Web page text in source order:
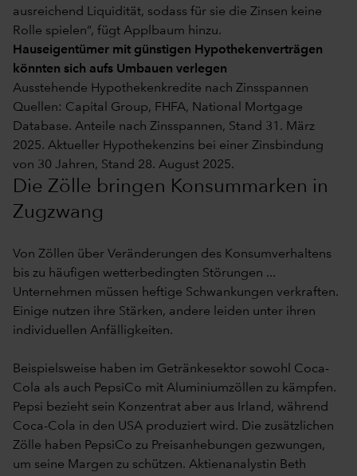
ausreichend Liquidität, sodass für sie die Zinsen keine
Rolle spielen“, fügt Applbaum hinzu.
Hauseigentümer mit günstigen Hypothekenverträgen
könnten sich aufs Umbauen verlegen
Ausstehende Hypothekenkredite nach Zinsspannen
Quellen: Capital Group, FHFA, National Mortgage
Database. Anteile nach Zinsspannen, Stand 31. März
2025. Aktueller Hypothekenzins bei einer Zinsbindung
von 30 Jahren, Stand 28. August 2025.
Die Zölle bringen Konsummarken in
Zugzwang
Von Zöllen über Veränderungen des Konsumverhaltens
bis zu häufigen wetterbedingten Störungen ...
Unternehmen müssen heftige Schwankungen verkraften.
Einige nutzen ihre Stärken, andere leiden unter ihren
individuellen Anfälligkeiten.
Beispielsweise haben im Getränkesektor sowohl Coca-
Cola als auch PepsiCo mit Aluminiumzöllen zu kämpfen.
Pepsi bezieht sein Konzentrat aber aus Irland, während
Coca-Cola in den USA produziert wird. Die zusätzlichen
Zölle haben PepsiCo zu Preisanhebungen gezwungen,
um seine Margen zu schützen. Aktienanalystin Beth